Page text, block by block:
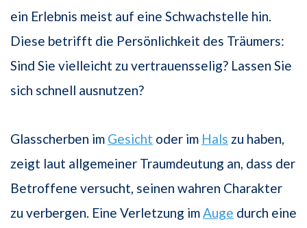
ein Erlebnis meist auf eine Schwachstelle hin.
Diese betrifft die Persönlichkeit des Träumers:
Sind Sie vielleicht zu vertrauensselig? Lassen Sie
sich schnell ausnutzen?
Glasscherben im Gesicht oder im Hals zu haben,
zeigt laut allgemeiner Traumdeutung an, dass der
Betroffene versucht, seinen wahren Charakter
zu verbergen. Eine Verletzung im Auge durch eine